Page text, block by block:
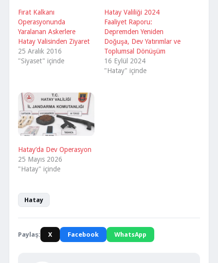
25 Aralık 2016
"Siyaset" içinde
Hatay Valiliği 2024
Faaliyet Raporu:
Depremden Yeniden
Doğuşa, Dev Yatırımlar ve
Toplumsal Dönüşüm
16 Eylül 2024
"Hatay" içinde
Hatay’da Dev Operasyon
25 Mayıs 2026
"Hatay" içinde
Hatay
Paylaş: X Facebook WhatsApp